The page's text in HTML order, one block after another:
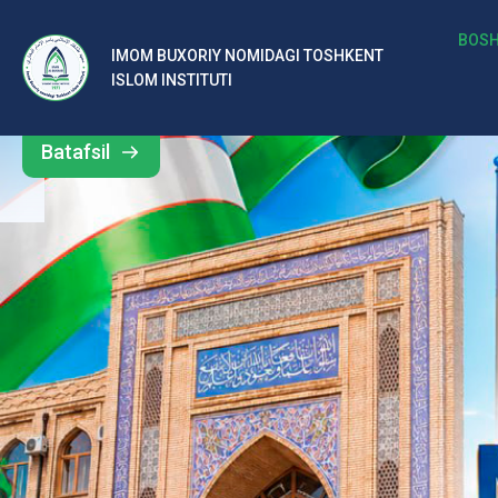
IMOM BUXORIY NOMIDAGI TOSHKENT
ISLOM INSTITUTI
b
al
ar
o‘
rt
a
si
d
Barcha
yangiliklar
Batafsil